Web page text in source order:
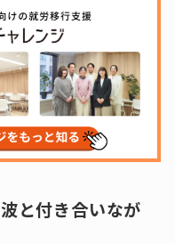
と付き合いなが